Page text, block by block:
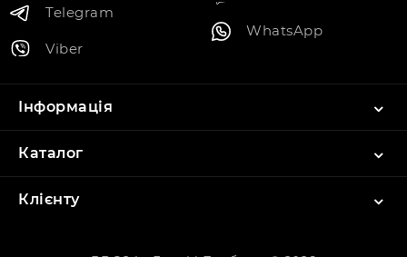
Telegram
Viber
WhatsApp
Інформація
Каталог
Клієнту